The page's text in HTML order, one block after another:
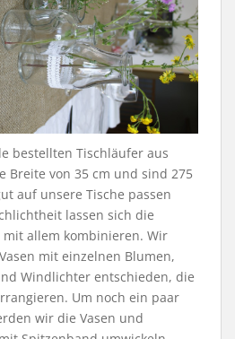
bestellten Tischläufer aus
Breite von 35 cm und sind 275
auf unsere Tische passen
lassen sich die
allem kombinieren. Wir
mit einzelnen Blumen,
Windlichter entschieden, die
Um noch ein paar
wir die Vasen und